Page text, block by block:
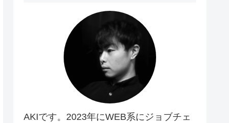
AKIです。2023年にWEB系にジョブチェ